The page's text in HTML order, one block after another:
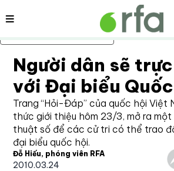
Bỏ qua nội dung chính
Nội dung
Người dân sẽ
với Đại biểu
Trang “Hỏi-Đáp” của quốc hội Việt
thức giới thiệu hôm 23/3, mở ra một
thuật số để các cử tri có thể trao
đại biểu quốc hội.
Đỗ Hiếu, phóng viên RFA
2010.03.24